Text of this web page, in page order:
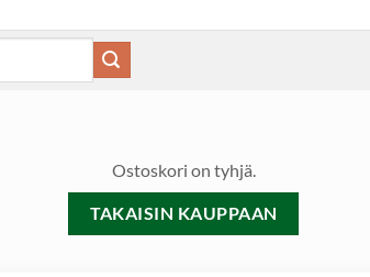
Ostoskori on tyhjä.
TAKAISIN KAUPPAAN